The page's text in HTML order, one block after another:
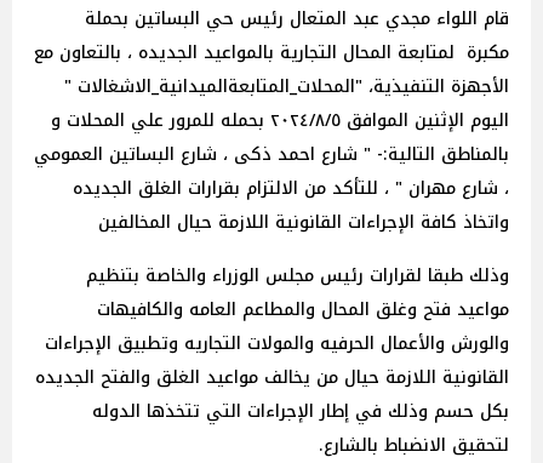
قام اللواء مجدي عبد المتعال رئيس حي البساتين بحملة
مكبرة لمتابعة المحال التجارية بالمواعيد الجديده ، بالتعاون مع
الأجهزة التنفيذية، "المحلات_المتابعةالميدانية_الاشغالات "
اليوم الإثنين الموافق ٢٠٢٤/٨/٥ بحمله للمرور علي المحلات و
بالمناطق التالية:- " شارع احمد ذكى ، شارع البساتين العمومي
، شارع مهران " ، للتأكد من الالتزام بقرارات الغلق الجديده
واتخاذ كافة الإجراءات القانونية اللازمة حيال المخالفين
وذلك طبقا لقرارات رئيس مجلس الوزراء والخاصة بتنظيم
مواعيد فتح وغلق المحال والمطاعم العامه والكافيهات
والورش والأعمال الحرفيه والمولات التجاريه وتطبيق الإجراءات
القانونية اللازمة حيال من يخالف مواعيد الغلق والفتح الجديده
بكل حسم وذلك في إطار الإجراءات التي تتخذها الدوله
لتحقيق الانضباط بالشارع.